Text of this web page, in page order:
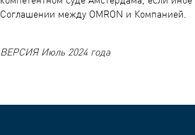
Соглашении между OMRON и Компанией.
ВЕРСИЯ Июль 2024 года